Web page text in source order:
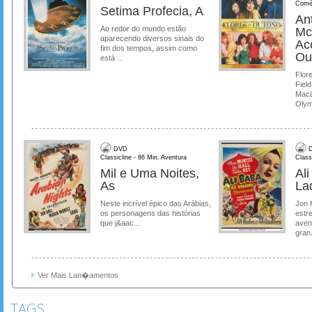
Setima Profecia, A
Ao redor do mundo estão
aparecendo diversos sinais do
fim dos tempos, assim como
está ...
DVD
Classicline - 86 Min. Aventura
Mil e Uma Noites,
As
Neste incrível épico das Arábias,
os personagens das histórias
que j&aac...
Ali
Jon
Ver Mais Lan�amentos